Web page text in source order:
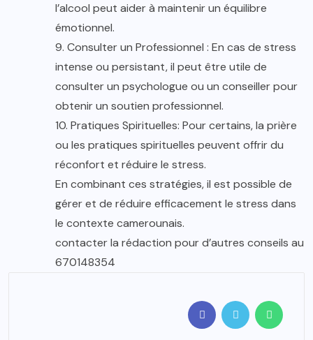
l’alcool peut aider à maintenir un équilibre
émotionnel.
9. Consulter un Professionnel : En cas de stress
intense ou persistant, il peut être utile de
consulter un psychologue ou un conseiller pour
obtenir un soutien professionnel.
10. Pratiques Spirituelles: Pour certains, la prière
ou les pratiques spirituelles peuvent offrir du
réconfort et réduire le stress.
En combinant ces stratégies, il est possible de
gérer et de réduire efficacement le stress dans
le contexte camerounais.
contacter la rédaction pour d’autres conseils au
670148354